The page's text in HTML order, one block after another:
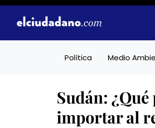
Política Medio
Sudán: ¿Qué
importar al